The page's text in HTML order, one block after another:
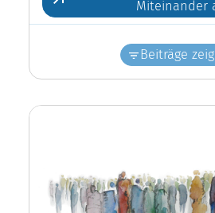
Miteinander
Beiträge